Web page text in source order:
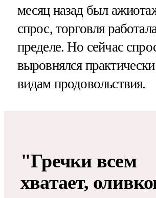
месяц назад был
спрос, торговля
пределе. Но сейчас
выровнялся
видам продовольствия.
"Гречки всем
хватает,